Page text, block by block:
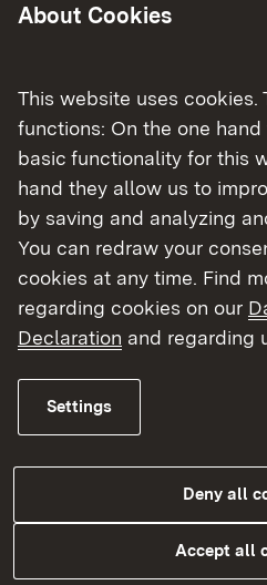
Sie einen
External link:
PDF-Betrachter
Weitere Infos
Wichtiger Hinweis
Krankheit
Famulatur
Pharmazeutische
Approbation als
Apotheker
Topic overview
Topic overview
About Cookies
This website uses cookies.
functions: On the one
basic functionality for this
hand they allow us to
by saving and analyzing
You can redraw your
cookies at any time. Find
regarding cookies on our
Declaration and regarding
Settings
Deny all
Accept all